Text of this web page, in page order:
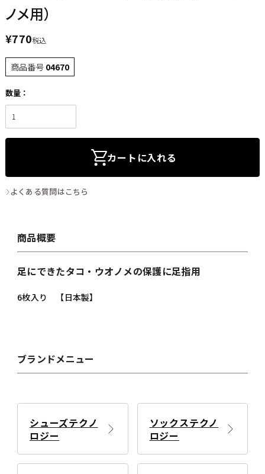
ノメ用）
¥770税込
商品番号 04670
カートに入れる
よくある質問はこちら
商品概要
足にできたタコ・ウオノメの保護に足指用
6枚入り 【日本製】
ブランドメニュー
シューズテクノ
ロジー
ソックステクノ
ロジー